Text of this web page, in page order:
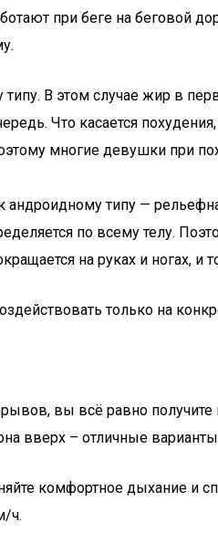
при беге на беговой
В этом случае жир в
Что касается
многие девушки при
типу —
по всему телу.
на руках и ногах, и
только на
вы всё равно
вверх – отличные
комфортное дыхание и
ч.